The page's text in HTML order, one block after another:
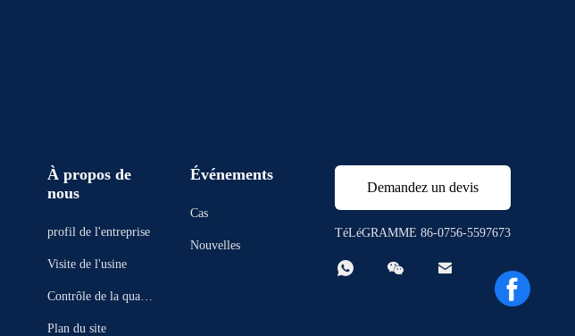
À propos de
nous
profil de l'entreprise
Visite de l'usine
Contrôle de la qualit
Plan du site
Événements
Cas
Nouvelles
Demandez un devis
TéLéGRAMME 86-0756-5597673
  